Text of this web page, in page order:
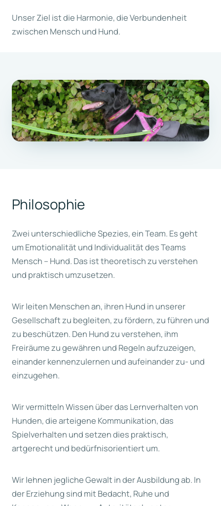
Unser Ziel ist die Harmonie, die Verbundenheit
zwischen Mensch und Hund.
Philosophie
Zwei unterschiedliche Spezies, ein Team. Es geht
um Emotionalität und Individualität des Teams
Mensch – Hund. Das ist theoretisch zu verstehen
und praktisch umzusetzen.
Wir leiten Menschen an, ihren Hund in unserer
Gesellschaft zu begleiten, zu fördern, zu führen und
zu beschützen. Den Hund zu verstehen, ihm
Freiräume zu gewähren und Regeln aufzuzeigen,
einander kennenzulernen und aufeinander zu- und
einzugehen.
Wir vermitteln Wissen über das Lernverhalten von
Hunden, die arteigene Kommunikation, das
Spielverhalten und setzen dies praktisch,
artgerecht und bedürfnisorientiert um.
Wir lehnen jegliche Gewalt in der Ausbildung ab. In
der Erziehung sind mit Bedacht, Ruhe und